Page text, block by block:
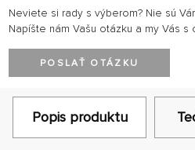
Neviete si rady s výberom? Nie sú
Napíšte nám Vašu otázku a my Vás
POSLAŤ OTÁZKU
Popis produktu